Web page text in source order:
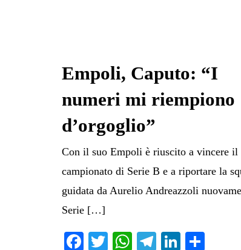
Empoli, Caputo: “I
numeri mi riempiono
d’orgoglio”
Con il suo Empoli è riuscito a vincere il
campionato di Serie B e a riportare la
guidata da Aurelio Andreazzoli
Serie […]
Fa T W Te Li